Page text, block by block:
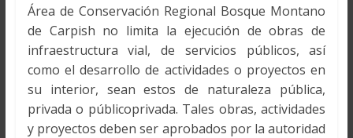
Área de Conservación Regional Bosque Montano
de Carpish no limita la ejecución de obras de
infraestructura vial, de servicios públicos, así
como el desarrollo de actividades o proyectos en
su interior, sean estos de naturaleza pública,
privada o públicoprivada. Tales obras, actividades
y proyectos deben ser aprobados por la autoridad